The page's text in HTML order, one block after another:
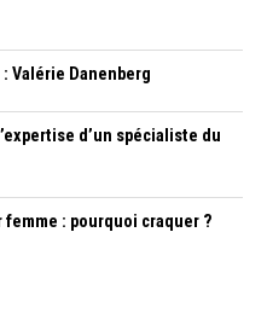
Valérie Danenberg
d’un spécialiste du
femme : pourquoi craquer ?